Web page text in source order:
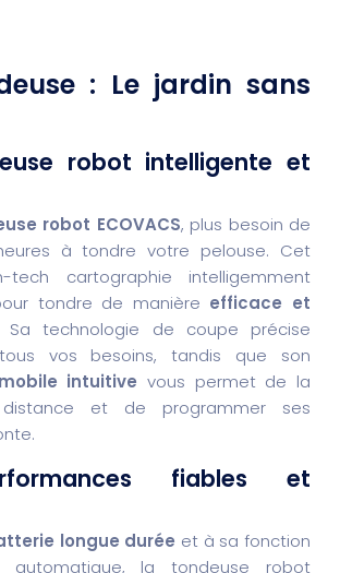
: Le jardin sans
robot intelligente et
robot ECOVACS, plus besoin de
à tondre votre pelouse. Cet
tech cartographie intelligemment
tondre de manière efficace et
Sa technologie de coupe précise
vos besoins, tandis que son
intuitive vous permet de la
et de programmer ses
fiables et
longue durée et à sa fonction
automatique, la tondeuse robot